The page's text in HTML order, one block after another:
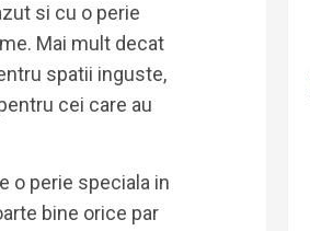
si cu o perie
Mai mult decat
spatii inguste,
cei care au
o perie speciala in
bine orice par